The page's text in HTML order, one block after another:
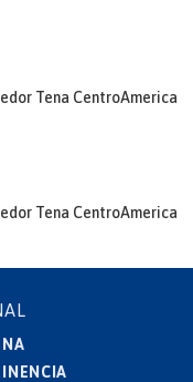
Tena CentroAmerica
Tena CentroAmerica